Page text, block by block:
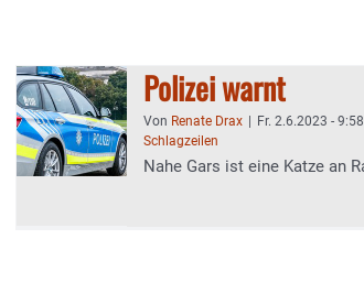
Polizei warnt
Von Renate Drax Fr. 2.6.2023 - 9:58
Schlagzeilen
Nahe Gars ist eine Katze an